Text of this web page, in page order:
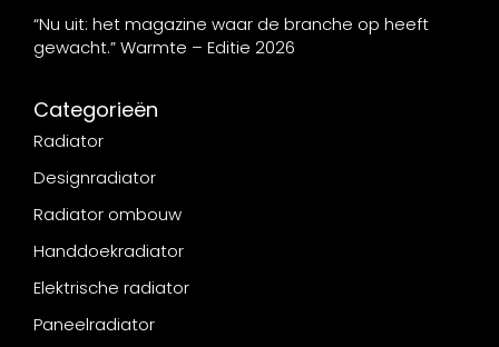
“Nu uit: het magazine waar de branche op heeft
gewacht.” Warmte – Editie 2026
Categorieën
Radiator
Designradiator
Radiator ombouw
Handdoekradiator
Elektrische radiator
Paneelradiator